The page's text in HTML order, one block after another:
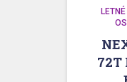
72T